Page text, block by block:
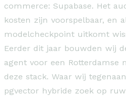
commerce: Supabase. Het
kosten zijn voorspelbaar, en
modelcheckpoint uitkomt
Eerder dit jaar bouwden wij
agent voor een Rotterdamse
deze stack. Waar wij
pgvector hybride zoek op